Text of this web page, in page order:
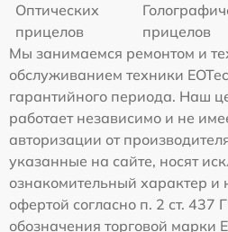
Оптических
прицелов
прицелов
Мы занимаемся ремонтом и
обслуживанием техники
гарантийного периода. Наш
работает независимо и не
авторизации от
указанные на сайте, носят
ознакомительный характер и
офертой согласно п. 2 ст.
обозначения торговой марки